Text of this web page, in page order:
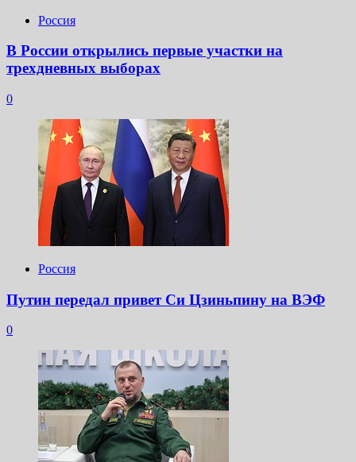
Россия
В России открылись первые участки на
трехдневных выборах
0
Россия
Путин передал привет Си Цзиньпину на ВЭФ
0